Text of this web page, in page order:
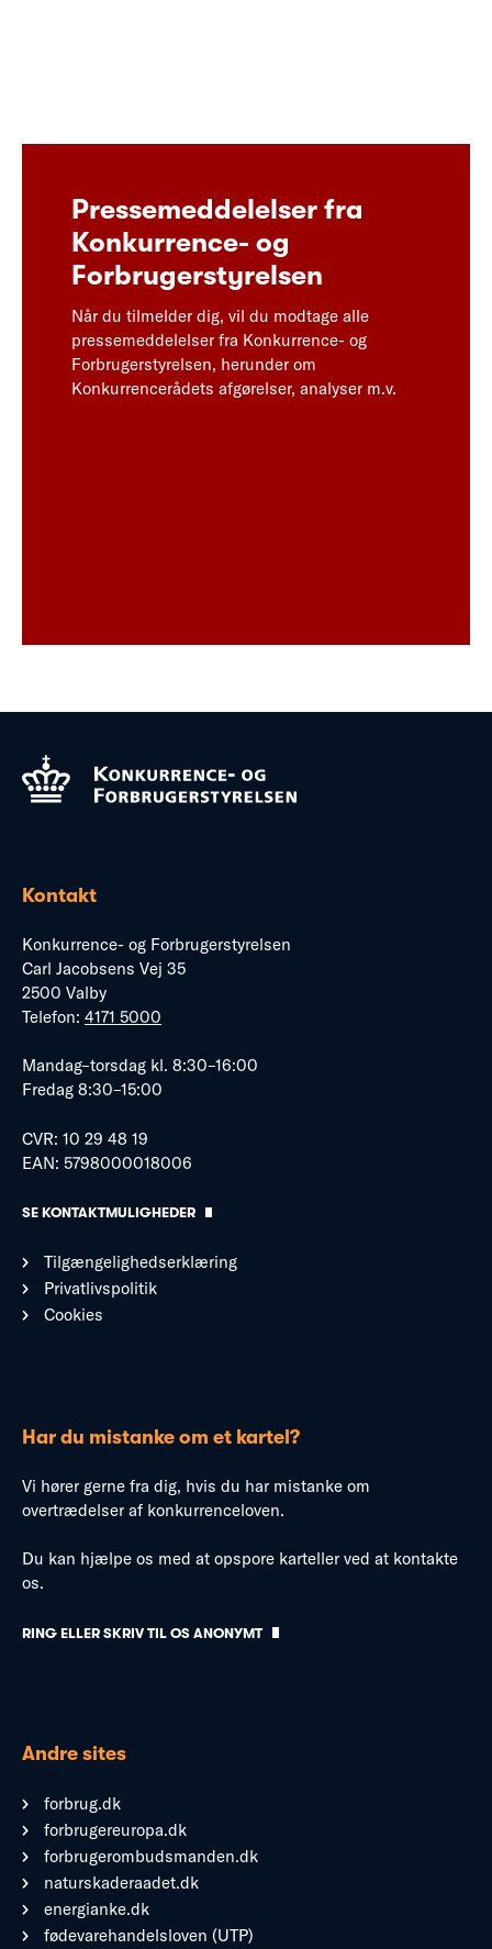
Pressemeddelelser fra
Konkurrence- og
Forbrugerstyrelsen
Når du tilmelder dig, vil du modtage alle
pressemeddelelser fra Konkurrence- og
Forbrugerstyrelsen, herunder om
Konkurrencerådets afgørelser, analyser m.v.
Kontakt
Konkurrence- og Forbrugerstyrelsen
Carl Jacobsens Vej 35
2500 Valby
Telefon: 4171 5000
Mandag–torsdag kl. 8:30–16:00
Fredag 8:30–15:00
CVR: 10 29 48 19
EAN: 5798000018006
SE KONTAKTMULIGHEDER
Tilgængelighedserklæring
Privatlivspolitik
Cookies
Har du mistanke om et kartel?
Vi hører gerne fra dig, hvis du har mistanke om
overtrædelser af konkurrenceloven.
Du kan hjælpe os med at opspore karteller ved at kontakte
os.
RING ELLER SKRIV TIL OS ANONYMT
Andre sites
forbrug.dk
forbrugereuropa.dk
forbrugerombudsmanden.dk
naturskaderaadet.dk
energianke.dk
fødevarehandelsloven (UTP)